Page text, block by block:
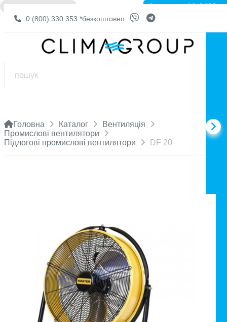
0 (800) 330 353 *безкоштовно
Головна Каталог
Вентиляція
Промислові вентилятори
Підлогові промислові вентилятори
DF 20
Артикул: 10-6492
❌ НЕМА В НАЯВНОСТІ